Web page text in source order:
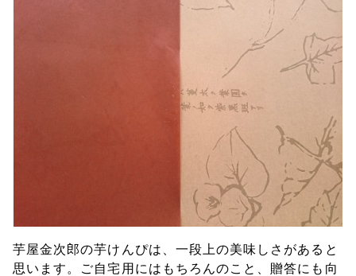
芋屋金次郎の芋けんぴは、一段上の美味しさがあると
思います。ご自宅用にはもちろんのこと、贈答にも向